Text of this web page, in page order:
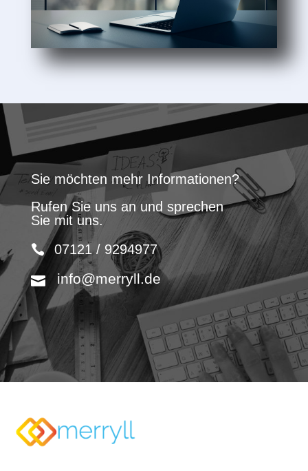
Sie möchten mehr Informationen?
Rufen Sie uns an und sprechen
Sie mit uns.
07121 / 9294977
info@merryll.de